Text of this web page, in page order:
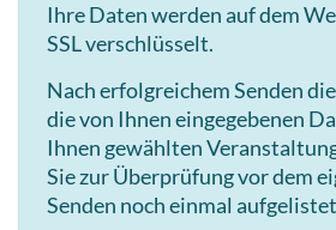
Ihre Daten werden auf dem
SSL verschlüsselt.
Nach erfolgreichem Senden
die von Ihnen eingegebenen
Ihnen gewählten
Sie zur Überprüfung vor dem
Senden noch einmal